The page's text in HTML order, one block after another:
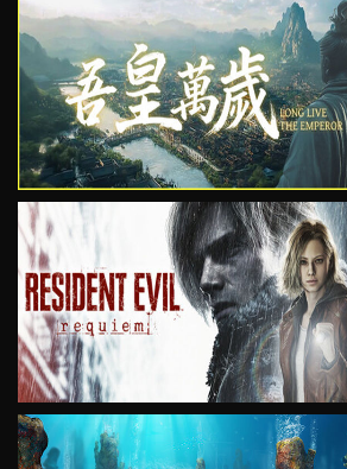
VIEW
VIEW